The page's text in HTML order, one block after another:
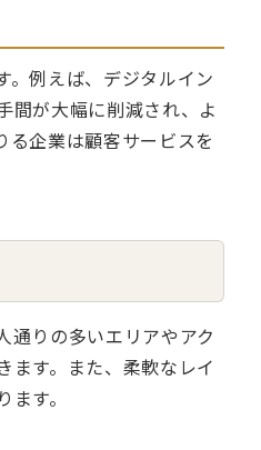
。例えば、デジタルイン
間が大幅に削減され、よ
る企業は顧客サービスを
通りの多いエリアやアク
ます。また、柔軟なレイ
す。